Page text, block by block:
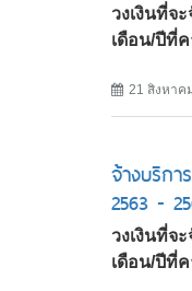
วงเงินที่จ
เดือน/ปีที่
21 สิงหาค
จ้างบริกา
2563 -
วงเงินที่จ
เดือน/ปีที่